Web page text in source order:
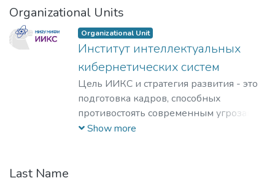
Organizational Units
Organizational Unit
Институт интеллектуальных
кибернетических систем
Цель ИИКС и стратегия развития - это
подготовка кадров, способных
противостоять современным угрозам и
вызовам, обладающих знаниями и
Show more
Last Name